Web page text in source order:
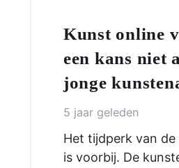
Kunst online
een kans niet
jonge
5 jaar geleden
Het tijdperk van
is voorbij. De